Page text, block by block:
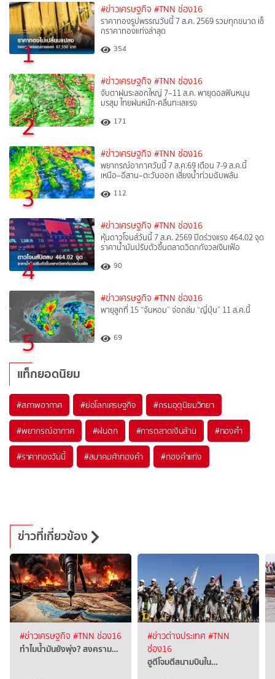
1
#ข่าวเศรษฐกิจ #TNN ช่อง16
ราคาทองรูปพรรณวันนี้ 7 ส.ค. 2569 รวมทุกขนาด เช็
กราคาทองแท่งล่าสุด
354
2
#ข่าวเศรษฐกิจ #TNN ช่อง16
จับตาฝนระลอกใหญ่ 7–11 ส.ค. พายุดอลฟินหนุน
มรสุม ไทยฝนหนัก-คลื่นทะเลแรง
171
3
#ข่าวเศรษฐกิจ #TNN ช่อง16
พยากรณ์อากาศวันนี้ 7 ส.ค.69 เตือน 7-9 ส.ค.นี้
เหนือ–อีสาน–ตะวันออก เสี่ยงน้ำท่วมฉับพลัน
112
4
#ข่าวเศรษฐกิจ #TNN ช่อง16
หุ้นดาวโจนส์วันนี้ 7 ส.ค. 2569 ปิดร่วงแรง 464.02 จุด
ราคาน้ำมันปรับตัวขึ้นตลาดวิตกกังวลเงินเฟ้อ
90
5
#ข่าวเศรษฐกิจ #TNN ช่อง16
พายุลูกที่ 15 “จันหอม” จ่อถล่ม “ญี่ปุ่น” 11 ส.ค.นี้
69
แท็กยอดนิยม
#สภาพอากาศ #ย่อโลกเศรษฐกิจ #กรมอุตุนิยมวิทยา
#พยากรณ์อากาศ #ฝนตก #การตลาดเงินล้าน #ทองคำ
#ราคาทองวันนี้ #สมาคมค้าทองคำ #ทองคำแท่ง
ข่าวที่เกี่ยวข้อง
#ข่าวเศรษฐกิจ #TNN ช่อง16
ทำไมน้ำมันยังพุ่ง? สงคราม…
#ข่าวต่างประเทศ #TNN
ช่อง16
ฮูตีโจมตีสนามบินใน…